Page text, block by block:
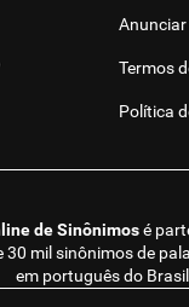
de Sinônimosé
mil sinônimos de
em português do
Termos
Política